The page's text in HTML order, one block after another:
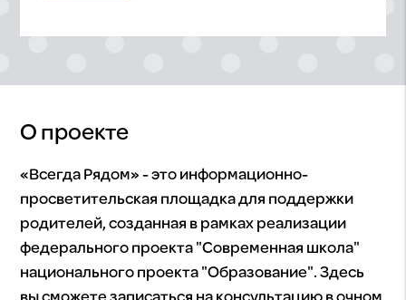
О проекте
«Всегда Рядом» - это информационно-
просветительская площадка для поддержки
родителей, созданная в рамках реализации
федерального проекта "Современная школа"
национального проекта "Образование". Здесь